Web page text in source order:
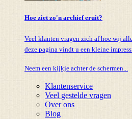
Hoe ziet zo'n archief eruit?
Veel klanten vragen zich af hoe wij
deze pagina vindt u een kleine
Neem een kijkje achter de schermen...
Klantenservice
Veel gestelde vragen
Over ons
Blog